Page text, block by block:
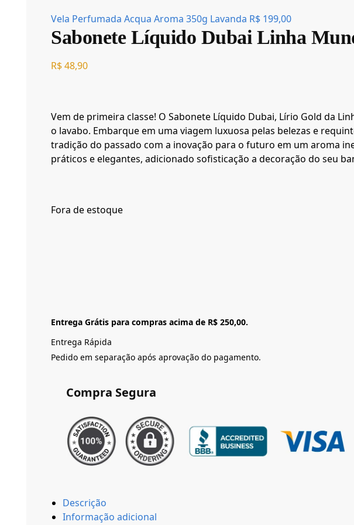
Vela Perfumada Acqua Aroma 350g Lavanda R$ 199,00
Sabonete Líquido Dubai Linha
R$48,90
Vem de primeira classe! O Sabonete Líquido Dubai, Lírio Gold da
o lavabo. Embarque em uma viagem luxuosa pelas belezas e
tradição do passado com a inovação para o futuro em um aroma
práticos e elegantes, adicionado sofisticação a decoração do seu
Fora de estoque
Entrega Grátis para compras acima de R$ 250,00.
Entrega Rápida
Pedido em separação após aprovação do pagamento.
Compra Segura
Descrição
Informação adicional